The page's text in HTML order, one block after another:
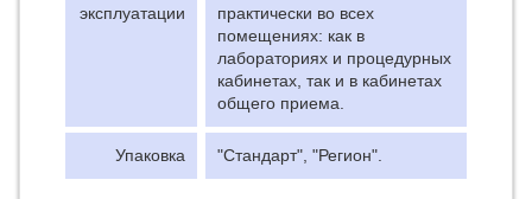
эксплуатации
практически во всех
помещениях: как в
лабораториях и процедурных
кабинетах, так и в кабинетах
общего приема.
Упаковка "Стандарт", "Регион".